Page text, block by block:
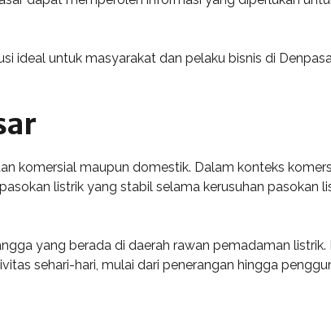
ideal untuk masyarakat dan pelaku bisnis di
komersial maupun domestik. Dalam konteks
listrik yang stabil selama kerusuhan pasokan
yang berada di daerah rawan pemadaman listrik.
sehari-hari, mulai dari penerangan hingga